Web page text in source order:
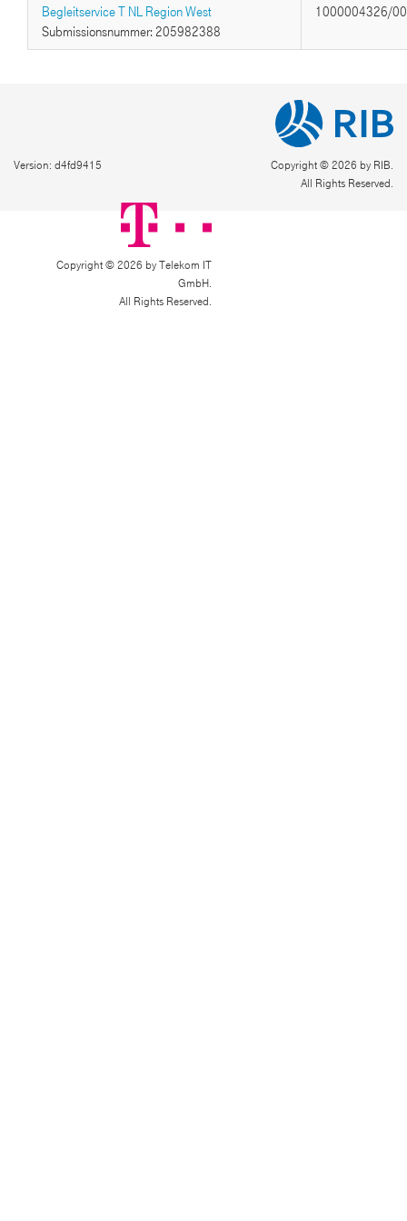
Begleitservice T NL Region West
Submissionsnummer: 205982388
1000004326/
Version: d4fd9415
Copyright © 2026 by RIB.
All Rights Reserved.
Copyright © 2026 by Telekom IT
GmbH.
All Rights Reserved.